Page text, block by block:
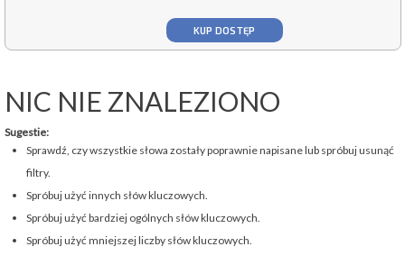
KUP DOSTĘP
NIC NIE ZNALEZIONO
Sugestie:
Sprawdź, czy wszystkie słowa zostały poprawnie napisane lub spróbuj usunąć
filtry.
Spróbuj użyć innych słów kluczowych.
Spróbuj użyć bardziej ogólnych słów kluczowych.
Spróbuj użyć mniejszej liczby słów kluczowych.